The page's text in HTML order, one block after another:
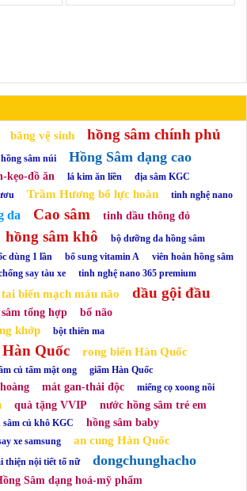
băng vệ sinh
hồng sâm chính phủ
hồng sâm núi Hồng Sâm dạng cao
kẹo-đồ ăn lá kim ăn liền
địa sâm KGC
Trầm Hương bổ lực hoàn tinh nghệ nano
da Cao sâm tinh dầu thông đỏ
hồng sâm khô bộ dưỡng da hồng sâm
dùng 1 lần bổ sung vitamin A
viên hoàn hồng sâm
say tàu xe tinh nghệ nano 365 premium
biến mạch máu não dầu gội đầu
sâm tổng hợp bổ não
khớp bột thiên ma
Quốc rong biển Hàn Quốc
củ tẩm mật ong giấm Hàn Quốc
mát gan-thải độc
miếng cọ xoong nồi
quà tặng VVIP nước hồng sâm trẻ em
sâm củ khô KGC
hồng sâm baby
xe samsung an cung Hàn Quốc
thiện nội tiết tố nữ dongchunghacho
Sâm dạng hoá-mỹ phẩm